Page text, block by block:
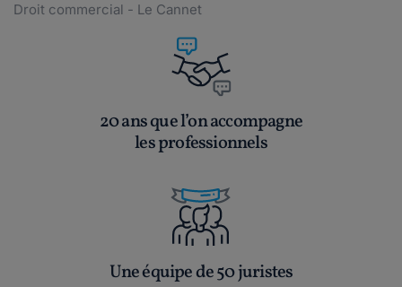
Droit commercial - Le Cannet
20 ans que l’on accompagne
les professionnels
Une équipe de 50 juristes